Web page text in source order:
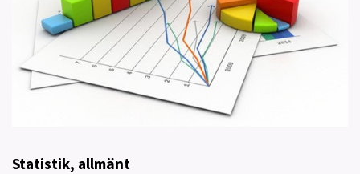
Statistik, allmänt